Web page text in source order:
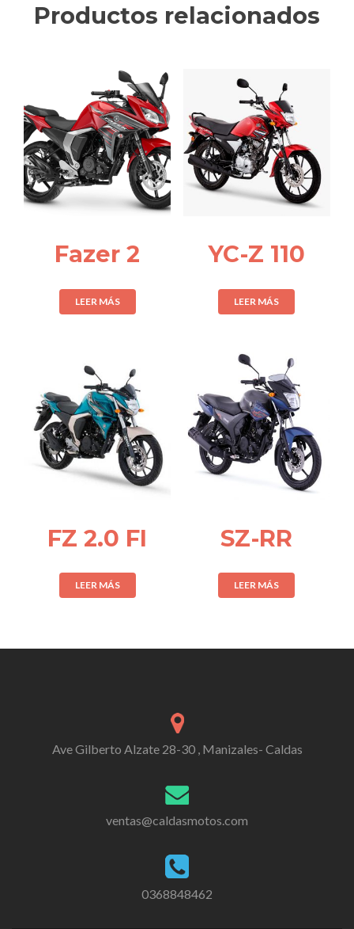
Productos relacionados
Fazer 2
LEER MÁS
YC-Z 110
LEER MÁS
FZ 2.0 FI
LEER MÁS
SZ-RR
LEER MÁS
Ave Gilberto Alzate 28-30 , Manizales- Caldas
ventas@caldasmotos.com
0368848462